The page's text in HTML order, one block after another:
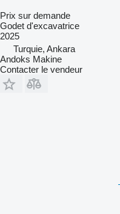
Prix sur demande
Godet d'excavatrice
2025
Turquie, Ankara
Andoks Makine
Contacter le vendeur